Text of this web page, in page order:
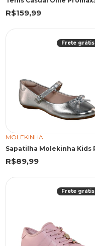
R$159,99
Frete grátis
MOLEKINHA
R$89,99
Frete grátis